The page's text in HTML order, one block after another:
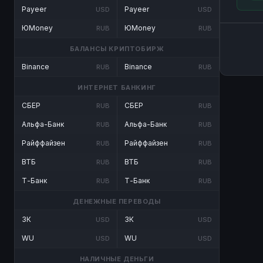
Payeer USD
ЮMoney RUB
Payeer USD
ЮMoney RUB
БАЛАНСЫ КРИПТОБИРЖ
Binance RUB Binance RUB
ИНТЕРНЕТ БАНКИНГ
СБЕР RUB
Альфа-Банк RUB
Райффайзен RUB
ВТБ RUB
Т-Банк RUB
СБЕР RUB
Альфа-Банк RUB
Райффайзен RUB
ВТБ RUB
Т-Банк RUB
ДЕНЕЖНЫЕ ПЕРЕВОДЫ
ЗК USD
WU USD
ЗК USD
WU USD
НАЛИЧНЫЕ ДЕНЬГИ